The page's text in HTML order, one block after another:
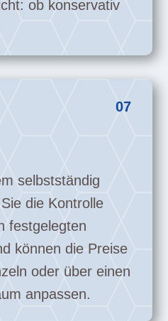
ob konservativ
07
selbstständig
die Kontrolle
festgelegten
können die Preise
oder über einen
anpassen.